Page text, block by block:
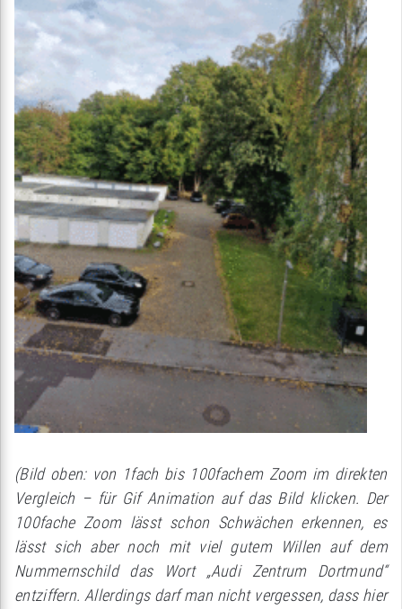
(Bild oben: von 1fach bis 100fachem Zoom im direkten
Vergleich – für Gif Animation auf das Bild klicken. Der
100fache Zoom lässt schon Schwächen erkennen, es
lässt sich aber noch mit viel gutem Willen auf dem
Nummernschild das Wort „Audi Zentrum Dortmund“
entziffern. Allerdings darf man nicht vergessen, dass hier